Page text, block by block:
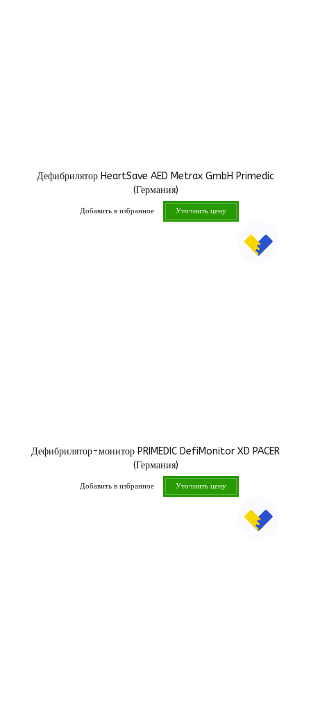
Дефибрилятор HeartSave AED Metrax GmbH Primedic
(Германия)
Добавить в избранное Уточнить цену
Дефибрилятор-монитор PRIMEDIC DefiMonitor XD PACER
(Германия)
Добавить в избранное Уточнить цену